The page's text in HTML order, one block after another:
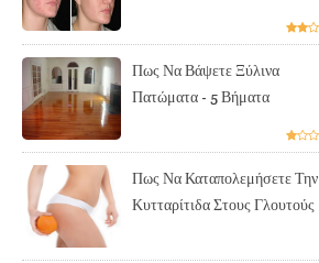
Πως Να Βάψετε Ξύλινα
Πατώματα - 5 Βήματα
Πως Να Καταπολεμήσετε Την
Κυτταρίτιδα Στους Γλουτούς